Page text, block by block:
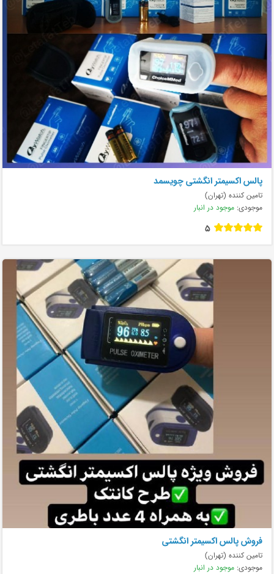
پالس اکسیمتر انگشتی چویسمد
تامین کننده (تهران)
موجودی: موجود در انبار
5
فروش پالس اکسیمتر انگشتی
تامین کننده (تهران)
موجودی: موجود در انبار